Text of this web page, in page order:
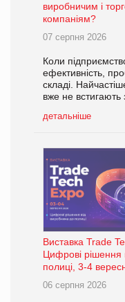
виробничим і
компаніям?
07 серпня 2026
Коли
ефективність,
складі.
вже не встигають
детальніше
Виставка Trade
Цифрові рішення
полиці, 3-4
06 серпня 2026